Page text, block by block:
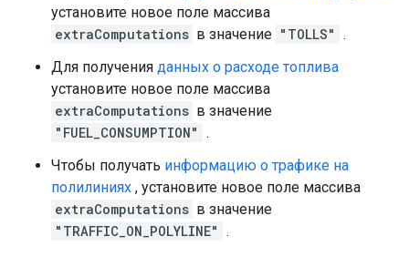
установите новое поле массива
extraComputations в значение "TOLLS" .
Для получения данных о расходе топлива
установите новое поле массива
extraComputations в значение
"FUEL_CONSUMPTION" .
Чтобы получать информацию о трафике на
полилиниях , установите новое поле массива
extraComputations в значение
"TRAFFIC_ON_POLYLINE" .